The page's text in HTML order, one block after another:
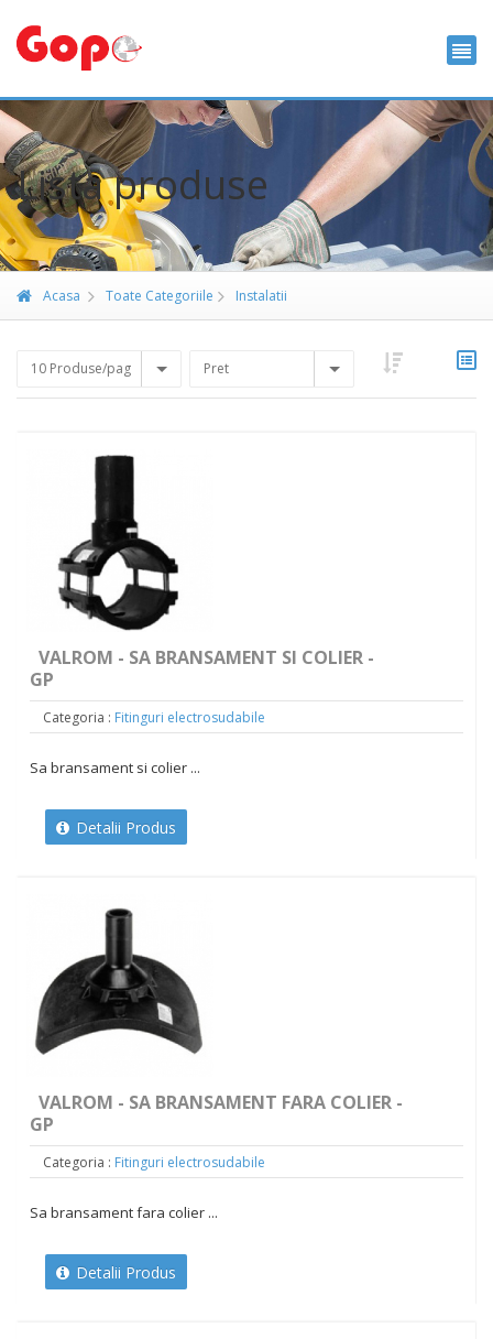
Lista produse
Acasa Toate Categoriile Instalatii
10 Produse/pag Pret
VALROM - SA BRANSAMENT SI COLIER -
GP
Categoria : Fitinguri electrosudabile
Sa bransament si colier ...
Detalii Produs
VALROM - SA BRANSAMENT FARA COLIER -
GP
Categoria : Fitinguri electrosudabile
Sa bransament fara colier ...
Detalii Produs